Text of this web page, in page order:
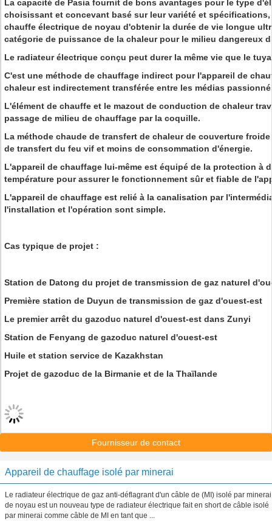
La capacité de Pasia fournit de bons avantages pour le type
choisissant et concevant basé sur leur variété et
chauffe électrique de noyau d'obtenir la durée de vie longue
catégorie de puissance de la chaleur pour le milieu dangereux
Le radiateur électrique conçu peut durer la même vie que le
C'est une méthode de chauffage indirect pour l'appareil de
chaleur est indirectement transférée entre les médias
L'élément de chauffe et le mazout de conduction de chaleur
passage de milieu de chauffage par la coquille.
La méthode chaude de transfert de chaleur de couverture
de transfert du feu vif et moins de consommation d'énergie.
L'appareil de chauffage lui-même est équipé de la protection à
température pour assurer le fonctionnement sûr et fiable de
L'appareil de chauffage est relié à la canalisation par
l'installation et l'opération sont simple.
Cas typique de projet :
Station de Datong du projet de transmission de gaz naturel
Première station de Duyun de transmission de gaz d'ouest-est
Le premier arrêt du gazoduc naturel d'ouest-est dans Zunyi
Station de Fenyang de gazoduc naturel d'ouest-est
Huile et station service de Kazakhstan
Projet de gazoduc de la Birmanie et de la Thaïlande
Fournisseur de contact
Appareil de chauffage isolé par minerai
Le radiateur électrique de gaz anti-déflagrant d'un câble de (MI) isolé par minerai
de noyau est un nouveau type de radiateur électrique fait en short de câble isolé
par minerai comme câble de MI en tant que ...